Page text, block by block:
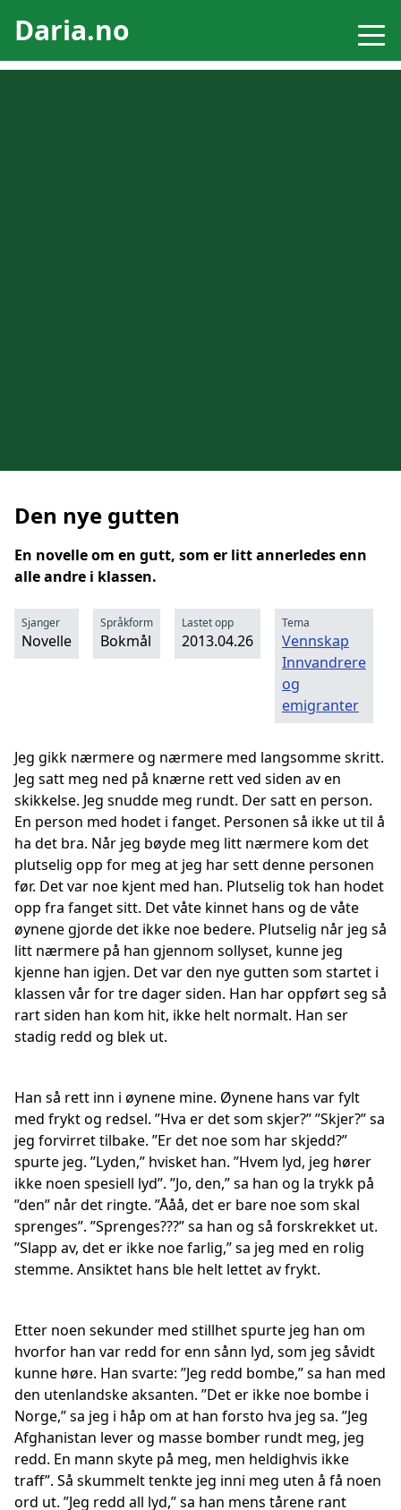
Daria.no
Den nye gutten
En novelle om en gutt, som er litt annerledes enn
alle andre i klassen.
Sjanger
Novelle
Språkform
Bokmål
Lastet opp
2013.04.26
Tema
Vennskap
Innvandrere
og
emigranter
Jeg gikk nærmere og nærmere med langsomme skritt.
Jeg satt meg ned på knærne rett ved siden av en
skikkelse. Jeg snudde meg rundt. Der satt en person.
En person med hodet i fanget. Personen så ikke ut til å
ha det bra. Når jeg bøyde meg litt nærmere kom det
plutselig opp for meg at jeg har sett denne personen
før. Det var noe kjent med han. Plutselig tok han hodet
opp fra fanget sitt. Det våte kinnet hans og de våte
øynene gjorde det ikke noe bedere. Plutselig når jeg så
litt nærmere på han gjennom sollyset, kunne jeg
kjenne han igjen. Det var den nye gutten som startet i
klassen vår for tre dager siden. Han har oppført seg så
rart siden han kom hit, ikke helt normalt. Han ser
stadig redd og blek ut.
Han så rett inn i øynene mine. Øynene hans var fylt
med frykt og redsel. ”Hva er det som skjer?” ”Skjer?” sa
jeg forvirret tilbake. ”Er det noe som har skjedd?”
spurte jeg. ”Lyden,” hvisket han. ”Hvem lyd, jeg hører
ikke noen spesiell lyd”. ”Jo, den,” sa han og la trykk på
”den” når det ringte. ”Ååå, det er bare noe som skal
sprenges”. ”Sprenges???” sa han og så forskrekket ut.
”Slapp av, det er ikke noe farlig,” sa jeg med en rolig
stemme. Ansiktet hans ble helt lettet av frykt.
Etter noen sekunder med stillhet spurte jeg han om
hvorfor han var redd for enn sånn lyd, som jeg såvidt
kunne høre. Han svarte: ”Jeg redd bombe,” sa han med
den utenlandske aksanten. ”Det er ikke noe bombe i
Norge,” sa jeg i håp om at han forsto hva jeg sa. ”Jeg
Afghanistan lever og masse bomber rundt meg, jeg
redd. En mann skyte på meg, men heldighvis ikke
traff”. Så skummelt tenkte jeg inni meg uten å få noen
ord ut. ”Jeg redd all lyd,” sa han mens tårene rant